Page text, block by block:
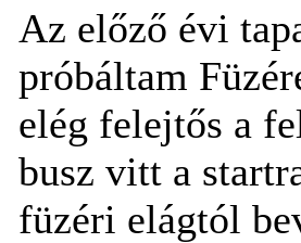
Az előző évi
próbáltam
elég felejtős a
busz vitt a
füzéri elágtól